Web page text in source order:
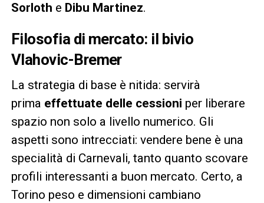
Sorloth e Dibu Martinez.
Filosofia di mercato: il bivio
Vlahovic-Bremer
La strategia di base è nitida: servirà
prima effettuate delle cessioni per liberare
spazio non solo a livello numerico. Gli
aspetti sono intrecciati: vendere bene è una
specialità di Carnevali, tanto quanto scovare
profili interessanti a buon mercato. Certo, a
Torino peso e dimensioni cambiano